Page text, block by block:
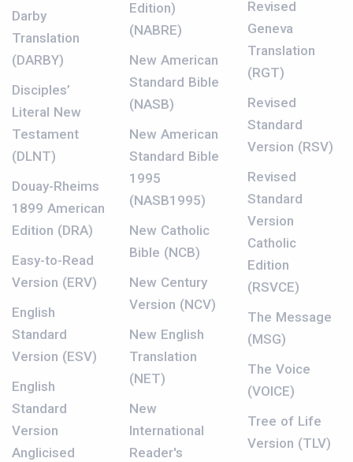
Darby
Translation
(DARBY)
Disciples’
Literal New
Testament
(DLNT)
Douay-Rheims
1899 American
Edition (DRA)
Easy-to-Read
Version (ERV)
English
Standard
Version (ESV)
English
Standard
Version
Anglicised
Edition)
(NABRE)
New American
Standard Bible
(NASB)
New American
Standard Bible
1995
(NASB1995)
New Catholic
Bible (NCB)
New Century
Version (NCV)
New English
Translation
(NET)
New
International
Reader's
Revised
Geneva
Translation
(RGT)
Revised
Standard
Version (RSV)
Revised
Standard
Version
Catholic
Edition
(RSVCE)
The Message
(MSG)
The Voice
(VOICE)
Tree of Life
Version (TLV)